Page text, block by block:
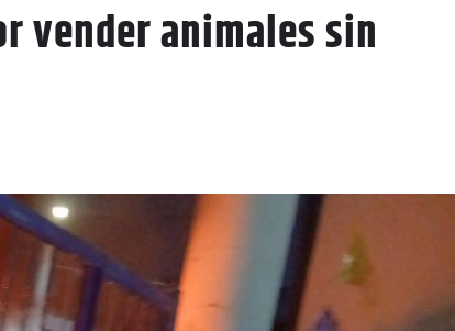
vender animales sin